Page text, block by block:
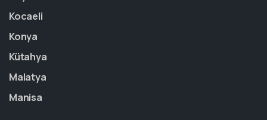
Kocaeli
Konya
Kütahya
Malatya
Manisa